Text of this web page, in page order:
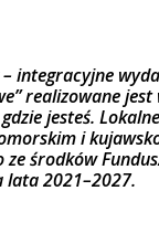
– integracyjne
realizowane
jesteś.
i
ze środków
lata 2021–2027.